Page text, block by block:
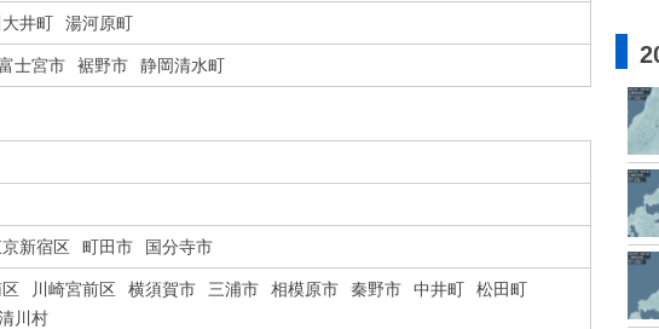
井町 湯河原町
士宮市 裾野市 静岡清水町
新宿区 町田市 国分寺市
川崎宮前区 横須賀市 三浦市 相模原市 秦野市 中井町
松田町
川村